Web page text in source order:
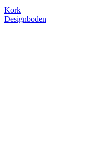
Kork
Designboden